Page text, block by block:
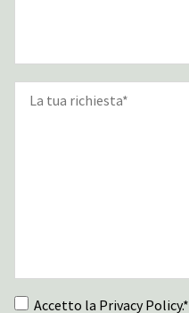
Accetto la Privacy Policy.*